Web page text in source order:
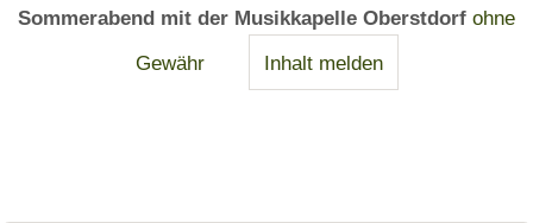
Sommerabend mit der Musikkapelle Oberstdorf ohne
Gewähr
Inhalt melden